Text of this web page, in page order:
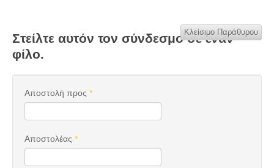
Στείλτε αυτόν τον σύνδεσμο σε έναν
φίλο.
Κλείσιμο Παράθυρου
Αποστολή προς *
Αποστολέας *